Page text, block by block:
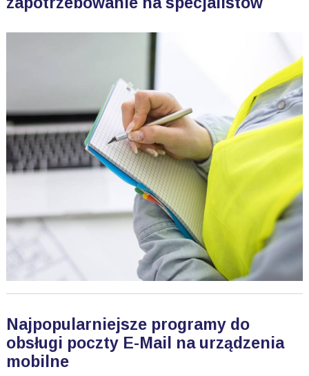
Najpopularniejsze programy do
obsługi poczty E-Mail na urządzenia
mobilne